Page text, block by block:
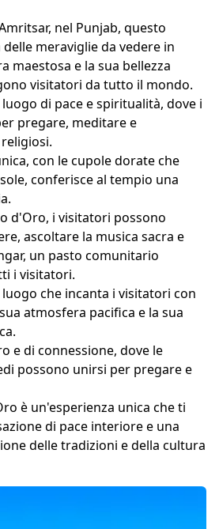
nel Punjab, questo
meraviglie da vedere in
maestosa e la sua bellezza
visitatori da tutto il mondo.
di pace e spiritualità, dove i
pregare, meditare e
con le cupole dorate che
conferisce al tempio una
d'Oro, i visitatori possono
ascoltare la musica sacra e
un pasto comunitario
i visitatori.
che incanta i visitatori con
atmosfera pacifica e la sua
e di connessione, dove le
possono unirsi per pregare e
è un'esperienza unica che ti
di pace interiore e una
delle tradizioni e della cultura